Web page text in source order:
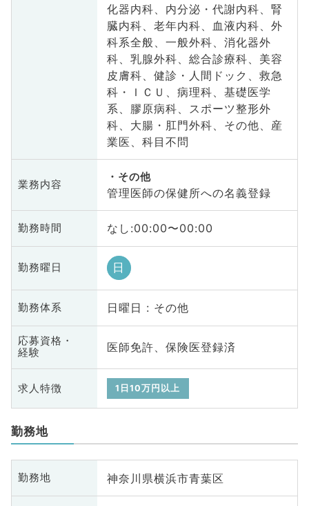
化器内科、内分泌・代謝内科、腎
臓内科、老年内科、血液内科、外
科系全般、一般外科、消化器外
科、乳腺外科、総合診療科、美容
皮膚科、健診・人間ドック、救急
科・ＩＣＵ、病理科、基礎医学
系、膠原病科、スポーツ整形外
科、大腸・肛門外科、その他、産
業医、科目不問
業務内容
その他
管理医師の保健所への名義登録
勤務時間 なし:00:00〜00:00
勤務曜日 日
勤務体系 日曜日 : その他
応募資格・
経験
医師免許、保険医登録済
求人特徴 1日10万円以上
勤務地
勤務地 神奈川県横浜市青葉区